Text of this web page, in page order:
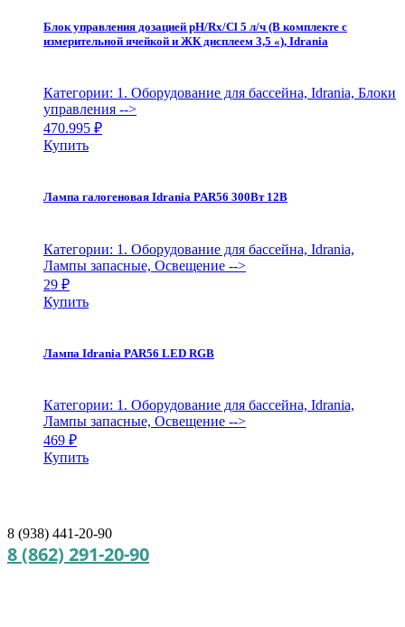
Блок управления дозацией pH/Rx/Cl 5 л/ч (В комплекте с
измерительной ячейкой и ЖК дисплеем 3,5 «), Idrania
Категории: 1. Оборудование для бассейна, Idrania, Блоки
управления -->
470.995 ₽
Купить
Лампа галогеновая Idrania PAR56 300Вт 12В
Категории: 1. Оборудование для бассейна, Idrania,
Лампы запасные, Освещение -->
29 ₽
Купить
Лампа Idrania PAR56 LED RGB
Категории: 1. Оборудование для бассейна, Idrania,
Лампы запасные, Освещение -->
469 ₽
Купить
8 (938) 441-20-90
8 (862) 291-20-90